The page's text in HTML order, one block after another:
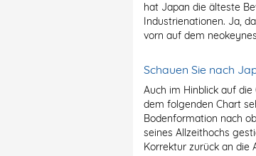
hat Japan die älteste
Industrienationen. Ja,
vorn auf dem
Schauen Sie nach
Auch im Hinblick auf
dem folgenden Chart
Bodenformation nach
seines Allzeithochs
Korrektur zurück an die